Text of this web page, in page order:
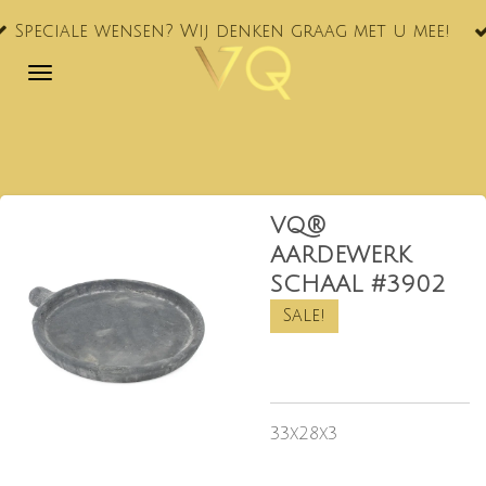
Ga
naar
Wij denken graag met u mee!
VQ®
AARDEWERK
SCHAAL #3902
Sale!
33x28x3